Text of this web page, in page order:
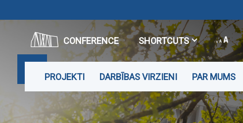
CONFERENCE SHORTCUTS
PROJEKTI DARBĪBAS VIRZIENI PAR MUMS